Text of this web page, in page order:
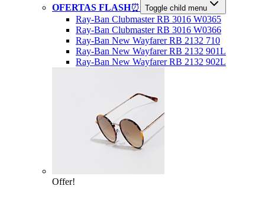
OFERTAS FLASH⏰ Toggle child menu
Ray-Ban Clubmaster RB 3016 W0365
Ray-Ban Clubmaster RB 3016 W0366
Ray-Ban New Wayfarer RB 2132 710
Ray-Ban New Wayfarer RB 2132 901L
Ray-Ban New Wayfarer RB 2132 902L
Offer!